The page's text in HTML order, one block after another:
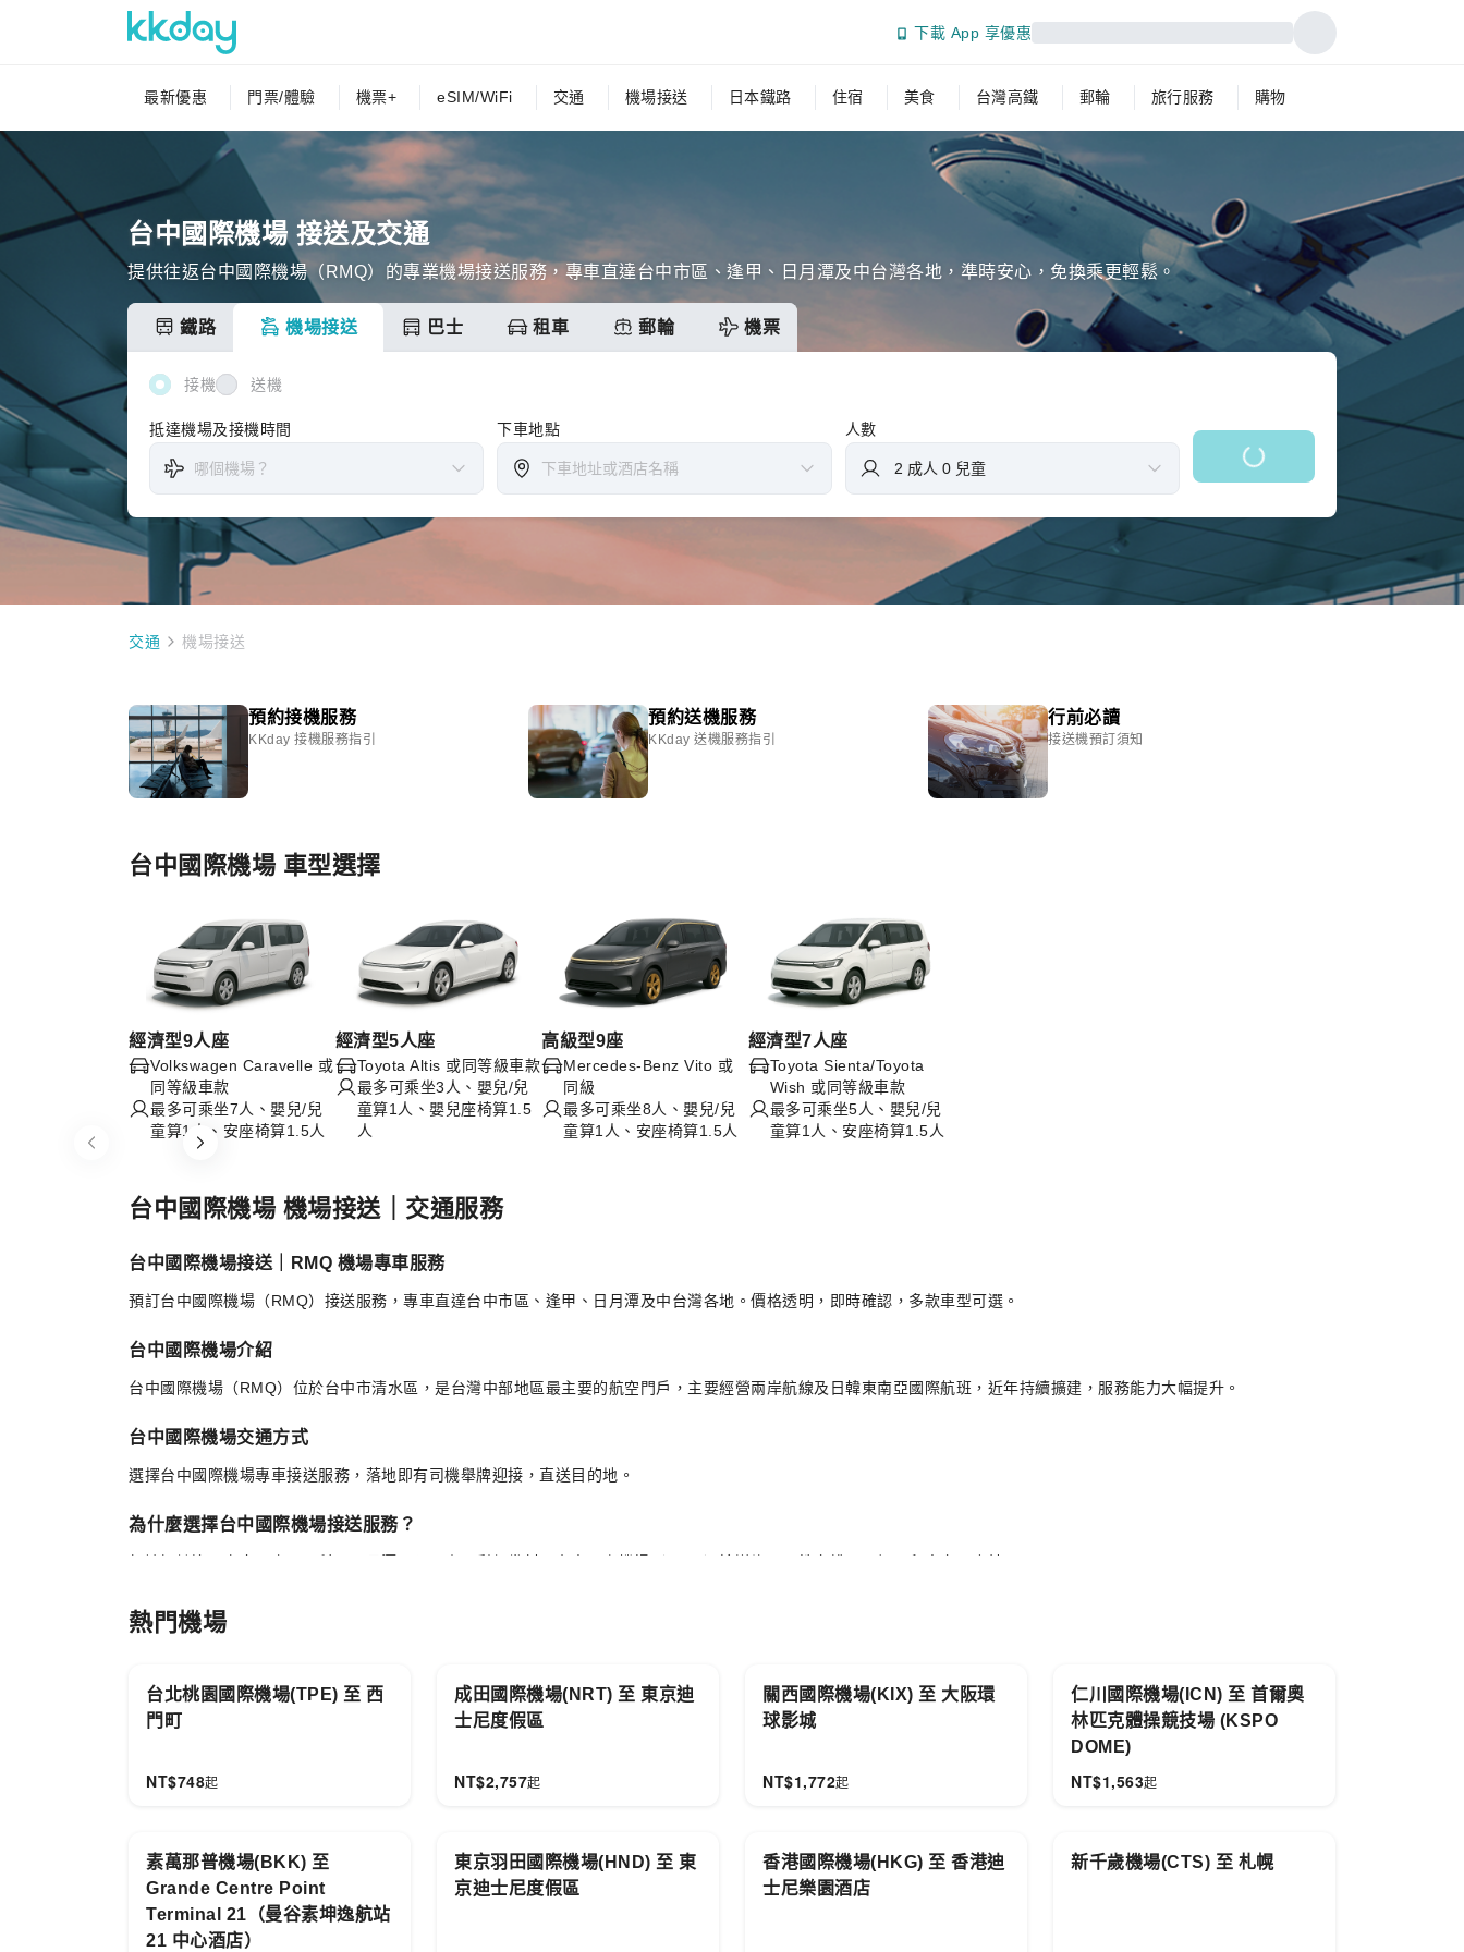
下載 App 享優惠
最新優惠 門票/體驗 機票+ eSIM/WiFi 交通 機場接送 日本鐵路 住宿 美食 台灣高鐵 郵輪 旅行服務 購物
台中國際機場 接送及交通
提供往返台中國際機場（RMQ）的專業機場接送服務，專車直達台中市區、逢甲、日月潭及中台灣各地，準時安心，免換乘更輕鬆。
鐵路 機場接送 巴士 租車 郵輪 機票
接機 送機
抵達機場及接機時間 下車地點 人數
交通 機場接送
預約接機服務
KKday 接機服務指引
預約送機服務
KKday 送機服務指引
行前必讀
接送機預訂須知
台中國際機場 車型選擇
經濟型9人座
Volkswagen Caravelle 或
同等級車款
最多可乘坐7人、嬰兒/兒
童算1人、安座椅算1.5人
經濟型5人座
Toyota Altis 或同等級車款
最多可乘坐3人、嬰兒/兒
童算1人、嬰兒座椅算1.5
人
高級型9座
Mercedes-Benz Vito 或
同級
最多可乘坐8人、嬰兒/兒
童算1人、安座椅算1.5人
經濟型7人座
Toyota Sienta/Toyota
Wish 或同等級車款
最多可乘坐5人、嬰兒/兒
童算1人、安座椅算1.5人
of
台中國際機場 機場接送｜交通服務
台中國際機場接送｜RMQ 機場專車服務
預訂台中國際機場（RMQ）接送服務，專車直達台中市區、逢甲、日月潭及中台灣各地。價格透明，即時確認，多款車型可選。
台中國際機場介紹
台中國際機場（RMQ）位於台中市清水區，是台灣中部地區最主要的航空門戶，主要經營兩岸航線及日韓東南亞國際航班，近年持續擴建，服務能力大幅提升。
台中國際機場交通方式
選擇台中國際機場專車接送服務，落地即有司機舉牌迎接，直送目的地。
為什麼選擇台中國際機場接送服務？
熱門機場
台北桃園國際機場(TPE) 至 西
門町
NT$748起
成田國際機場(NRT) 至 東京迪
士尼度假區
NT$2,757起
關西國際機場(KIX) 至 大阪環
球影城
NT$1,772起
仁川國際機場(ICN) 至 首爾奧
林匹克體操競技場 (KSPO
DOME)
NT$1,563起
素萬那普機場(BKK) 至
Grande Centre Point
Terminal 21（曼谷素坤逸航站
21 中心酒店）
東京羽田國際機場(HND) 至 東
京迪士尼度假區
香港國際機場(HKG) 至 香港迪
士尼樂園酒店
新千歲機場(CTS) 至 札幌